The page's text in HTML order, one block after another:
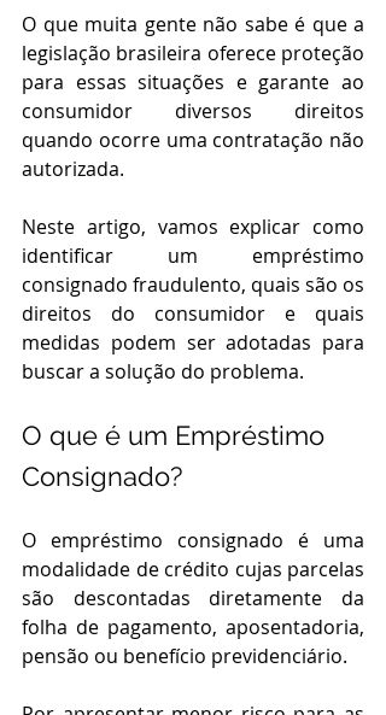
O que muita gente não sabe é que a
legislação brasileira oferece proteção
para essas situações e garante ao
consumidor diversos direitos
quando ocorre uma contratação não
autorizada.
Neste artigo, vamos explicar como
identificar um empréstimo
consignado fraudulento, quais são os
direitos do consumidor e quais
medidas podem ser adotadas para
buscar a solução do problema.
O que é um Empréstimo
Consignado?
O empréstimo consignado é uma
modalidade de crédito cujas parcelas
são descontadas diretamente da
folha de pagamento, aposentadoria,
pensão ou benefício previdenciário.